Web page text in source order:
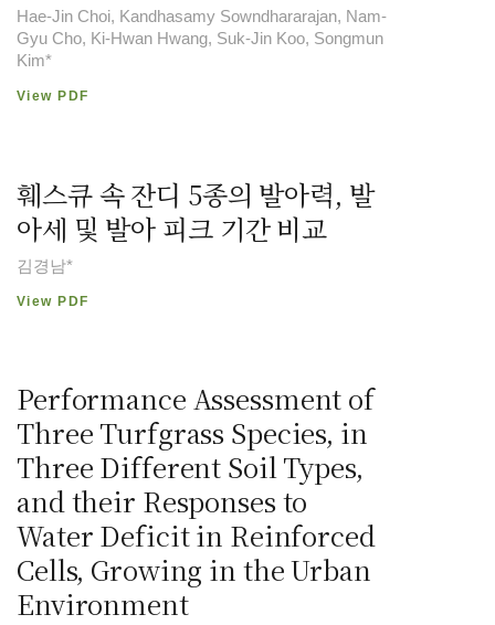
Hae-Jin Choi, Kandhasamy Sowndhararajan, Nam-
Gyu Cho, Ki-Hwan Hwang, Suk-Jin Koo, Songmun
Kim*
View PDF
훼스큐 속 잔디 5종의 발아력, 발
아세 및 발아 피크 기간 비교
김경남*
View PDF
Performance Assessment of
Three Turfgrass Species, in
Three Different Soil Types,
and their Responses to
Water Deficit in Reinforced
Cells, Growing in the Urban
Environment